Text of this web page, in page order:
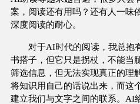
案，阅读还有用吗？还有人一味
深度阅读的耐心。
对于AI时代的阅读，我总抱
书搭子，但它只是拐杖，不能当
筛选信息，但无法实现真正的理
将知识用自己的话说出来，而这
建立我们与文字之间的联系。AI